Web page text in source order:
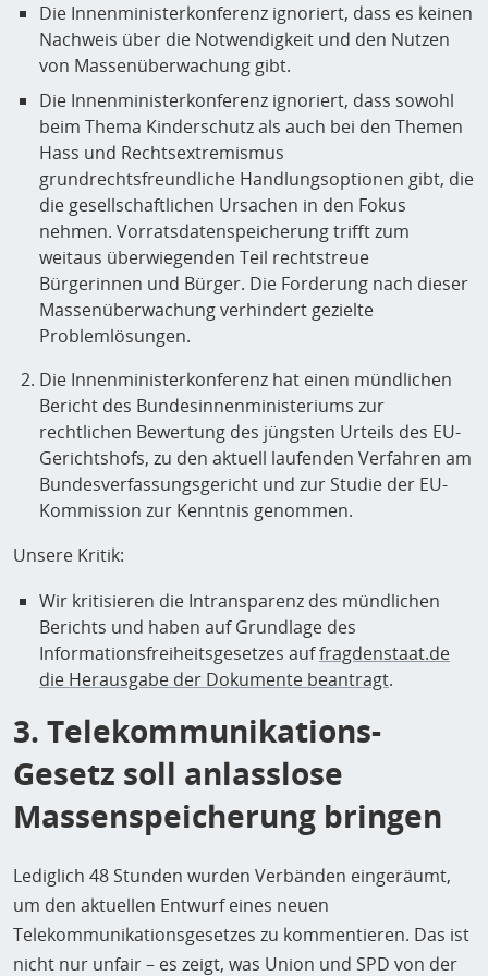
Die Innenministerkonferenz ignoriert, dass es keinen
Nachweis über die Notwendigkeit und den Nutzen
von Massenüberwachung gibt.
Die Innenministerkonferenz ignoriert, dass sowohl
beim Thema Kinderschutz als auch bei den Themen
Hass und Rechtsextremismus
grundrechtsfreundliche Handlungsoptionen gibt, die
die gesellschaftlichen Ursachen in den Fokus
nehmen. Vorratsdatenspeicherung trifft zum
weitaus überwiegenden Teil rechtstreue
Bürgerinnen und Bürger. Die Forderung nach dieser
Massenüberwachung verhindert gezielte
Problemlösungen.
Die Innenministerkonferenz hat einen mündlichen
Bericht des Bundesinnenministeriums zur
rechtlichen Bewertung des jüngsten Urteils des EU-
Gerichtshofs, zu den aktuell laufenden Verfahren am
Bundesverfassungsgericht und zur Studie der EU-
Kommission zur Kenntnis genommen.
Unsere Kritik:
Wir kritisieren die Intransparenz des mündlichen
Berichts und haben auf Grundlage des
Informationsfreiheitsgesetzes auffragdenstaat.de
die Herausgabe der Dokumente beantragt.
3. Telekommunikations-
Gesetz soll anlasslose
Massenspeicherung bringen
Lediglich 48 Stunden wurden Verbänden eingeräumt,
um den aktuellen Entwurf eines neuen
Telekommunikationsgesetzes zu kommentieren. Das ist
nicht nur unfair – es zeigt, was Union und SPD von der